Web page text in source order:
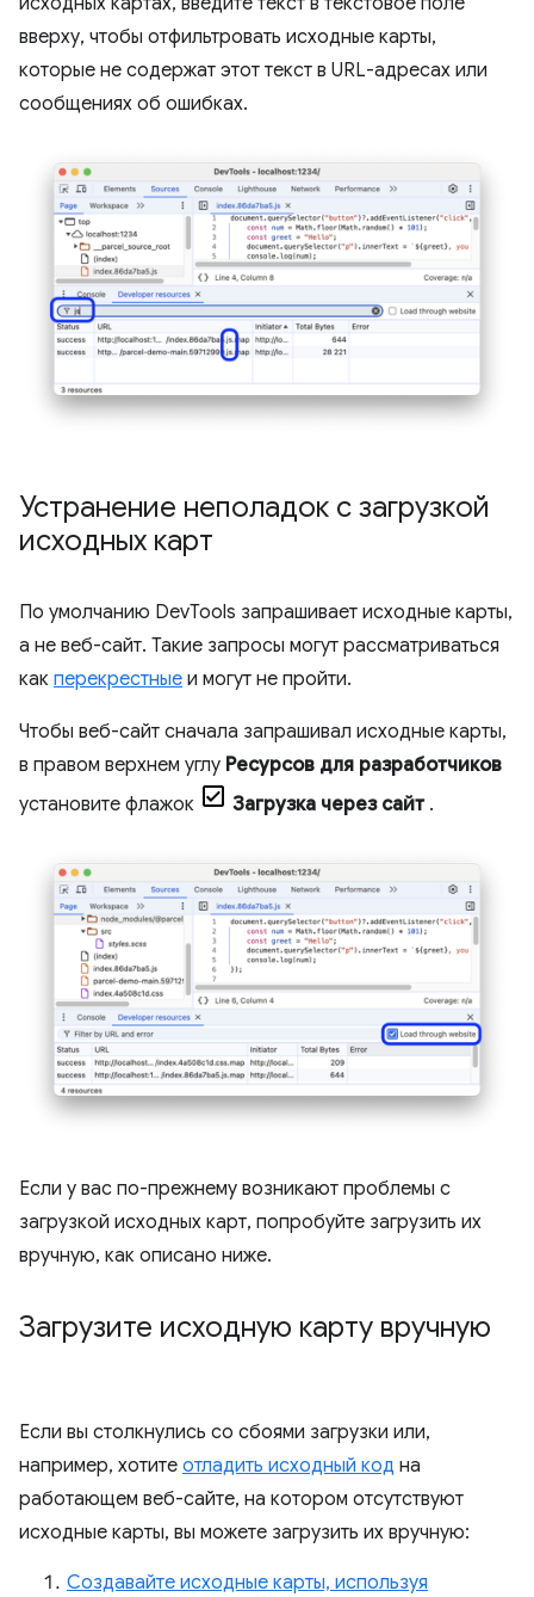
вверху, чтобы отфильтровать исходные карты,
которые не содержат этот текст в URL-адресах или
сообщениях об ошибках.
Устранение неполадок с загрузкой
исходных карт
По умолчанию DevTools запрашивает исходные карты,
а не веб-сайт. Такие запросы могут рассматриваться
как перекрестные и могут не пройти.
Чтобы веб-сайт сначала запрашивал исходные карты,
в правом верхнем углу Ресурсов для разработчиков
установите флажок
Загрузка через сайт.
Если у вас по-прежнему возникают проблемы с
загрузкой исходных карт, попробуйте загрузить их
вручную, как описано ниже.
Загрузите исходную карту вручную
Если вы столкнулись со сбоями загрузки или,
например, хотите отладить исходный код на
работающем веб-сайте, на котором отсутствуют
исходные карты, вы можете загрузить их вручную:
Создавайте исходные карты, используя